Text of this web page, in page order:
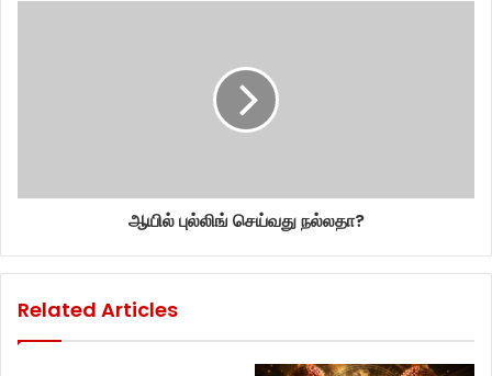
ஆயில் புல்லிங் செய்வது நல்லதா?
Related Articles